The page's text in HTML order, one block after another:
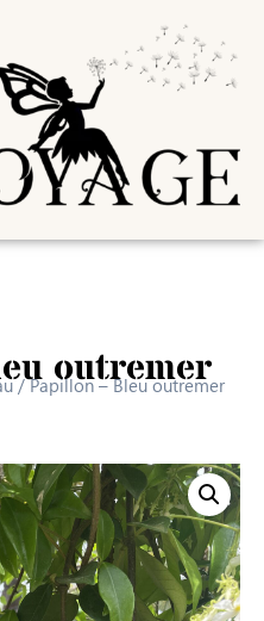
outremer
/ Papillon – Bleu outremer